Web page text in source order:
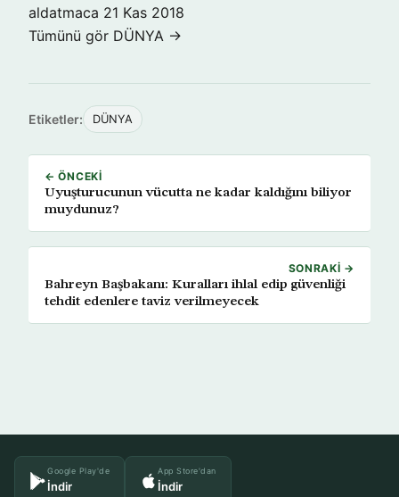
aldatmaca 21 Kas 2018
Tümünü gör DÜNYA →
Etiketler: DÜNYA
← ÖNCEKI
Uyuşturucunun vücutta ne kadar kaldığını biliyor
muydunuz?
SONRAKI →
Bahreyn Başbakanı: Kuralları ihlal edip güvenliği
tehdit edenlere taviz verilmeyecek
Google Play'de
İndir
App Store'dan
İndir